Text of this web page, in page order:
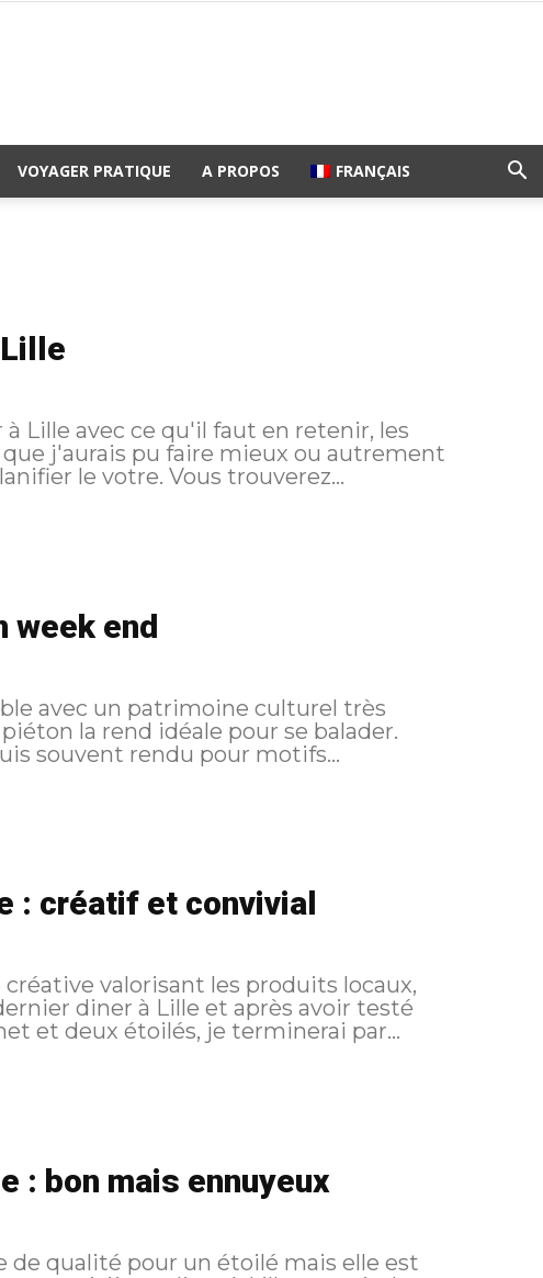
VOYAGER PRATIQUE A PROPOS FRANÇAIS
Lille avec ce qu'il faut en retenir, les
j'aurais pu faire mieux ou autrement
afin de vous aider éventuellement à planifier le votre. Vous trouverez...
week end
avec un patrimoine culturel très
la rend idéale pour se balader.
souvent rendu pour motifs...
: créatif et convivial
valorisant les produits locaux,
et deux étoilés, je terminerai par...
: bon mais ennuyeux
de qualité pour un étoilé mais elle est